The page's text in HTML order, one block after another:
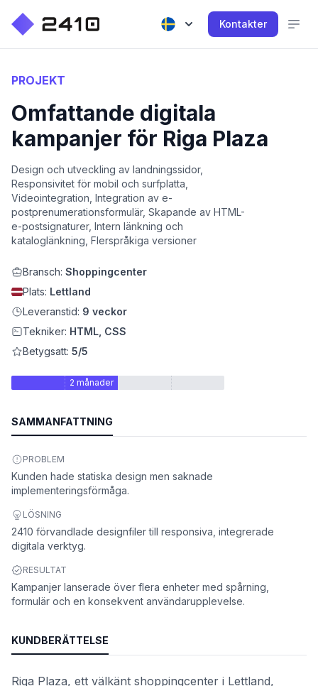
Kontakter
PROJEKT
Omfattande digitala
kampanjer för Riga Plaza
Design och utveckling av landningssidor,
Responsivitet för mobil och surfplatta,
Videointegration, Integration av e-
postprenumerationsformulär, Skapande av HTML-
e-postsignaturer, Intern länkning och
kataloglänkning, Flerspråkiga versioner
Bransch: Shoppingcenter
Plats: Lettland
Leveranstid: 9 veckor
Tekniker: HTML, CSS
Betygsatt: 5/5
2 månader
SAMMANFATTNING
PROBLEM
Kunden hade statiska design men saknade
implementeringsförmåga.
LÖSNING
2410 förvandlade designfiler till responsiva, integrerade
digitala verktyg.
RESULTAT
Kampanjer lanserade över flera enheter med spårning,
formulär och en konsekvent användarupplevelse.
KUNDBERÄTTELSE
Riga Plaza, ett välkänt shoppingcenter i Lettland,